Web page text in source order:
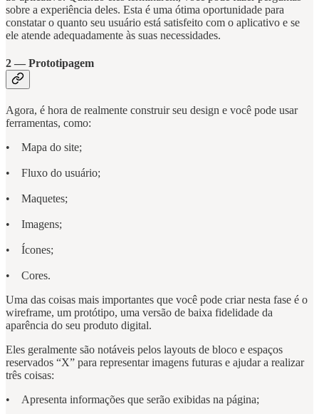
sobre a experiência deles. Esta é uma ótima oportunidade para
constatar o quanto seu usuário está satisfeito com o aplicativo e se
ele atende adequadamente às suas necessidades.
2 — Prototipagem
Agora, é hora de realmente construir seu design e você pode usar
ferramentas, como:
• Mapa do site;
• Fluxo do usuário;
• Maquetes;
• Imagens;
• Ícones;
• Cores.
Uma das coisas mais importantes que você pode criar nesta fase é o
wireframe, um protótipo, uma versão de baixa fidelidade da
aparência do seu produto digital.
Eles geralmente são notáveis ​​pelos layouts de bloco e espaços
reservados “X” para representar imagens futuras e ajudar a realizar
três coisas:
• Apresenta informações que serão exibidas na página;